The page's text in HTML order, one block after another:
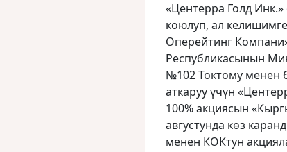
«Центерра Голд
коюлуп, ал
Оперейтинг
Республикасынын
№102 Токтому менен
аткаруу үчүн
100% акциясын
августунда көз
менен КОКтун